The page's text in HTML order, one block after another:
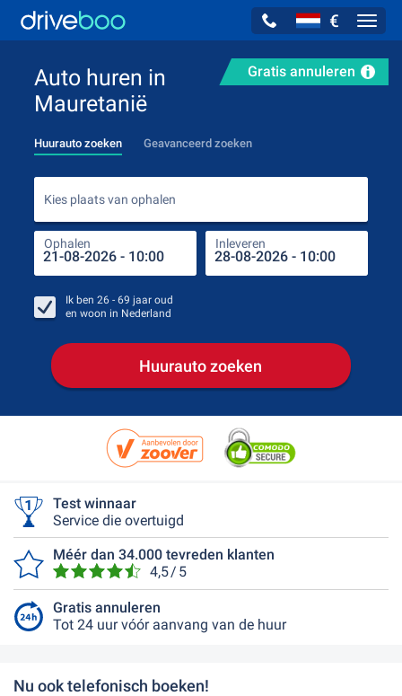
€
Gratis annuleren
Auto huren in
Mauretanië
Huurauto zoeken Geavanceerd zoeken
Kies plaats van ophalen
Ophalen Inleveren
Ik ben 26 - 69 jaar oud
en woon in Nederland
Huurauto zoeken
Test winnaar
Service die overtuigd
Méér dan 34.000 tevreden klanten
4,5 / 5
Gratis annuleren
Tot 24 uur vóór aanvang van de huur
Nu ook telefonisch boeken!